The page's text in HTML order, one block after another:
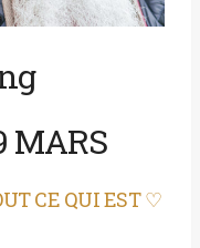
MARS
CE QUI EST ♡